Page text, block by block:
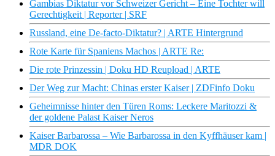
Gambias Diktatur vor Schweizer Gericht – Eine Tochter will
Gerechtigkeit | Reporter | SRF
Russland, eine De-facto-Diktatur? | ARTE Hintergrund
Rote Karte für Spaniens Machos | ARTE Re:
Die rote Prinzessin | Doku HD Reupload | ARTE
Der Weg zur Macht: Chinas erster Kaiser | ZDFinfo Doku
Geheimnisse hinter den Türen Roms: Leckere Maritozzi &
der goldene Palast Kaiser Neros
Kaiser Barbarossa – Wie Barbarossa in den Kyffhäuser kam |
MDR DOK